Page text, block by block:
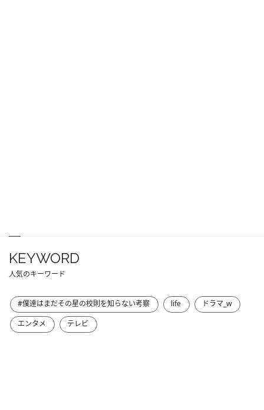
KEYWORD
人気のキーワード
#僕達はまだその星の校則を知らない考察 life
ドラマ_w
エンタメ
テレビ